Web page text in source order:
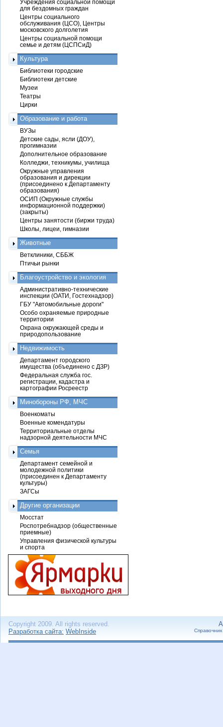
Учреждения социальной помощи
для бездомных граждан
Центры социального
обслуживания (ЦСО), Центры
московского долголетия
Центры социальной помощи
семье и детям (ЦСПСиД)
Культура
Библиотеки городские
Библиотеки детские
Музеи
Театры
Цирки
Образование и работа
ВУЗы
Детские сады, ясли (ДОУ),
прогимназии
Дополнительное образование
Колледжи, техникумы, училища
Окружные управления
образования и дирекции
(присоединено к Департаменту
образования)
ОСИП (Окружные службы
информационной поддержки)
(закрыты)
Центры занятости (биржи труда)
Школы, лицеи, гимназии
Животные
Ветклиники, СББЖ
Птичьи рынки
Благоустройство и экология
Административно-технические
инспекции (ОАТИ, Гостехнадзор)
ГБУ "Автомобильные дороги"
Особо охраняемые природные
территории
Охрана окружающей среды и
природопользование
Недвижимость
Департамент городского
имущества (объединено с ДЗР)
Федеральная служба гос.
регистрации, кадастра и
картографии Росреестр
Минобороны РФ, МЧС
Военкоматы
Военные комендатуры
Территориальные отделы
надзорной деятельности МЧС
Семья
Департамент семейной и
молодежной политики
(присоединен к Департаменту
культуры)
ЗАГСы
Другие организации
Мосстат
Роспотребнадзор (общественные
приемные)
Управления физической культуры
и спорта
Copyright 2009. All rights reserved.
Разработка сайта: WebInside